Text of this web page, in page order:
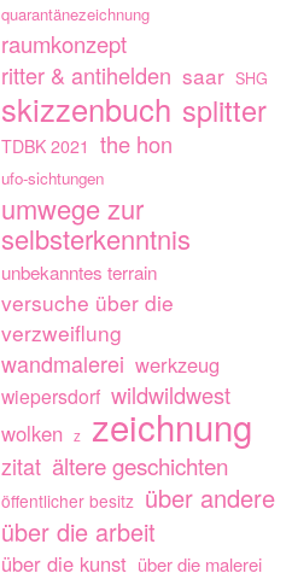
quarantänezeichnung
raumkonzept
ritter & antihelden saar SHG
skizzenbuch splitter
TDBK 2021 the hon
ufo-sichtungen
umwege zur
selbsterkenntnis
unbekanntes terrain
versuche über die
verzweiflung
wandmalerei werkzeug
wiepersdorf wildwildwest
wolken z zeichnung
zitat ältere geschichten
öffentlicher besitz über andere
über die arbeit
über die kunst über die malerei